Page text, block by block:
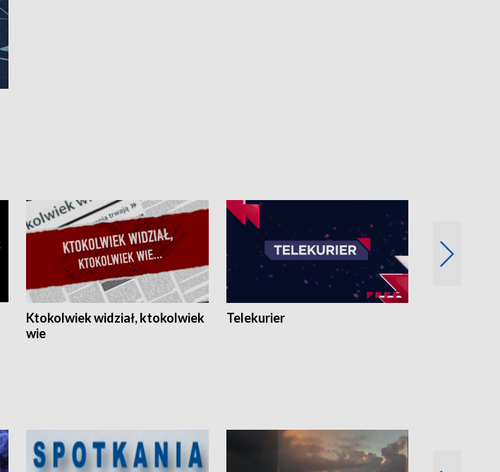
Ktokolwiek widział, ktokolwiek
wie
Telekurier